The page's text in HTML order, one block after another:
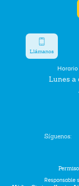
Síguenos:
Lunes a
Llámanos
Responsable